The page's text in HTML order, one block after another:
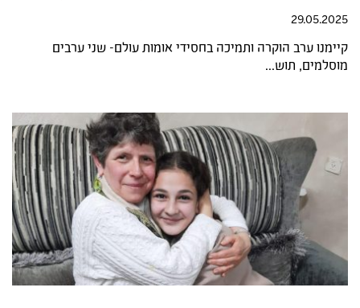
29.05.2025
קיימנו ערב הוקרה ותמיכה בחסידי אומות עולם- שני ערבים
מוסלמים, תוש...